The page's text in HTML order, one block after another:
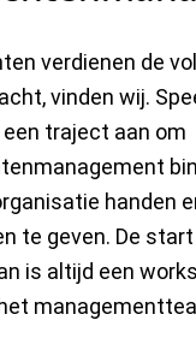
verdienen de
vinden wij.
traject aan om
handen
te geven. De start
is altijd een